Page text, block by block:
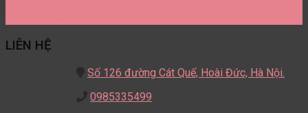
LIÊN HỆ
Số 126 đường Cát Quế, Hoài Đức, Hà Nội.
0985335499